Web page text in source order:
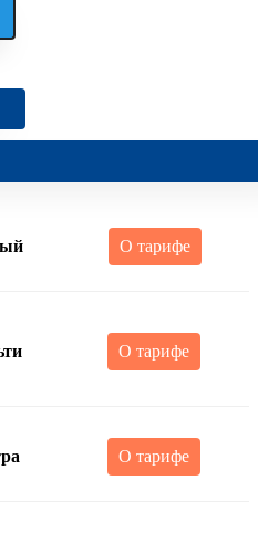
О тарифе
О тарифе
О тарифе